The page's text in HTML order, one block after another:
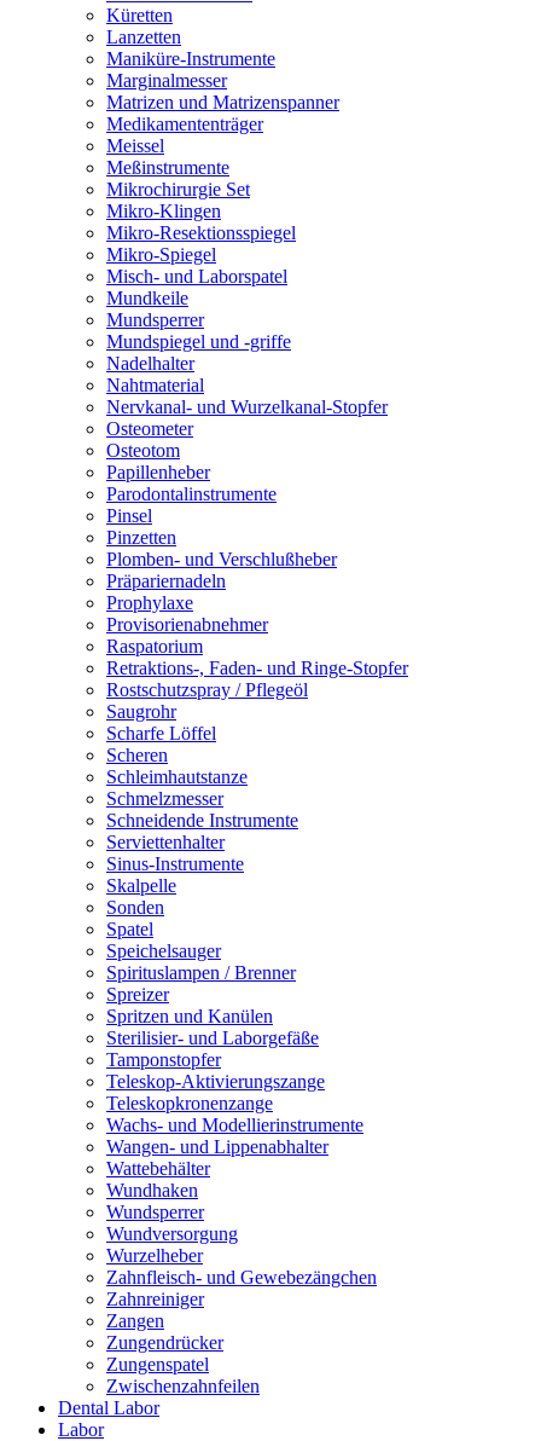
Küretten
Lanzetten
Maniküre-Instrumente
Marginalmesser
Matrizen und Matrizenspanner
Medikamententräger
Meissel
Meßinstrumente
Mikrochirurgie Set
Mikro-Klingen
Mikro-Resektionsspiegel
Mikro-Spiegel
Misch- und Laborspatel
Mundkeile
Mundsperrer
Mundspiegel und -griffe
Nadelhalter
Nahtmaterial
Nervkanal- und Wurzelkanal-Stopfer
Osteometer
Osteotom
Papillenheber
Parodontalinstrumente
Pinsel
Pinzetten
Plomben- und Verschlußheber
Präpariernadeln
Prophylaxe
Provisorienabnehmer
Raspatorium
Retraktions-, Faden- und Ringe-Stopfer
Rostschutzspray / Pflegeöl
Saugrohr
Scharfe Löffel
Scheren
Schleimhautstanze
Schmelzmesser
Schneidende Instrumente
Serviettenhalter
Sinus-Instrumente
Skalpelle
Sonden
Spatel
Speichelsauger
Spirituslampen / Brenner
Spreizer
Spritzen und Kanülen
Sterilisier- und Laborgefäße
Tamponstopfer
Teleskop-Aktivierungszange
Teleskopkronenzange
Wachs- und Modellierinstrumente
Wangen- und Lippenabhalter
Wattebehälter
Wundhaken
Wundsperrer
Wundversorgung
Wurzelheber
Zahnfleisch- und Gewebezängchen
Zahnreiniger
Zangen
Zungendrücker
Zungenspatel
Zwischenzahnfeilen
Dental Labor
Labor